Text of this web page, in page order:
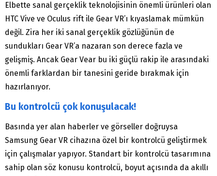
Elbette sanal gerçeklik teknolojisinin önemli ürünleri olan
HTC Vive ve Oculus rift ile Gear VR’ı kıyaslamak mümkün
değil. Zira her iki sanal gerçeklik gözlüğünün de
sundukları Gear VR’a nazaran son derece fazla ve
gelişmiş. Ancak Gear Vear bu iki güçlü rakip ile arasındaki
önemli farklardan bir tanesini geride bırakmak için
hazırlanıyor.
Bu kontrolcü çok konuşulacak!
Basında yer alan haberler ve görseller doğruysa
Samsung Gear VR cihazına özel bir kontrolcü geliştirmek
için çalışmalar yapıyor. Standart bir kontrolcü tasarımına
sahip olan söz konusu kontrolcü, boyut açısında da akıllı